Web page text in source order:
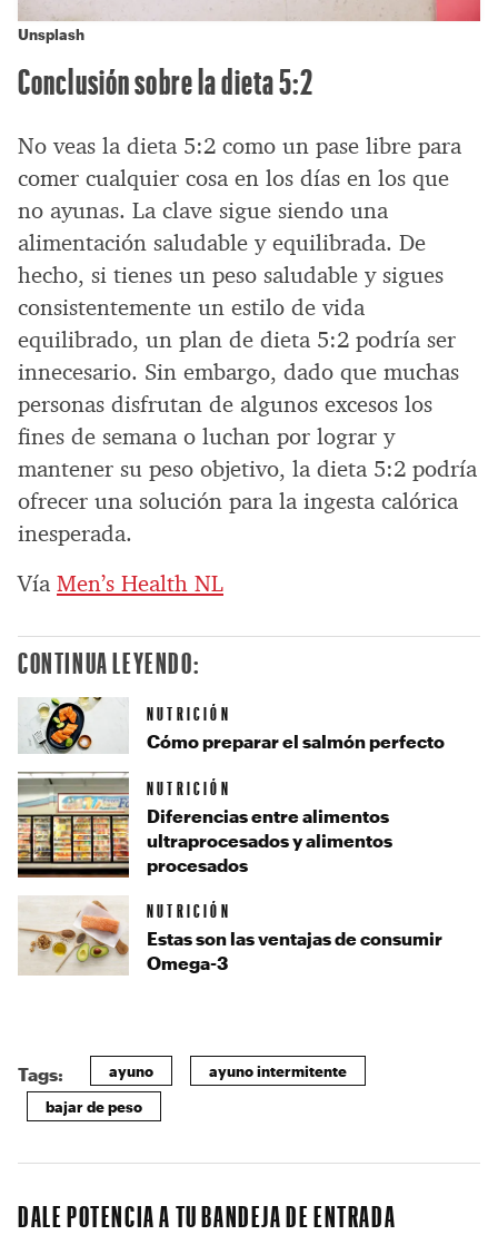
Unsplash
Conclusión sobre la dieta 5:2
No veas la dieta 5:2 como un pase libre para
comer cualquier cosa en los días en los que
no ayunas. La clave sigue siendo una
alimentación saludable y equilibrada. De
hecho, si tienes un peso saludable y sigues
consistentemente un estilo de vida
equilibrado, un plan de dieta 5:2 podría ser
innecesario. Sin embargo, dado que muchas
personas disfrutan de algunos excesos los
fines de semana o luchan por lograr y
mantener su peso objetivo, la dieta 5:2 podría
ofrecer una solución para la ingesta calórica
inesperada.
Vía Men’s Health NL
CONTINUA LEYENDO:
NUTRICIÓN
Cómo preparar el salmón perfecto
NUTRICIÓN
Diferencias entre alimentos
ultraprocesados y alimentos
procesados
NUTRICIÓN
Estas son las ventajas de consumir
Omega-3
Tags: ayuno ayuno intermitente
bajar de peso
DALE POTENCIA A TU BANDEJA DE ENTRADA